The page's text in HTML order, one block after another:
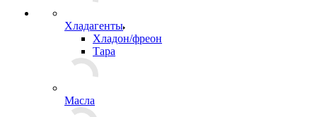
Хладагенты
Хладон/фреон
Тара
Масла